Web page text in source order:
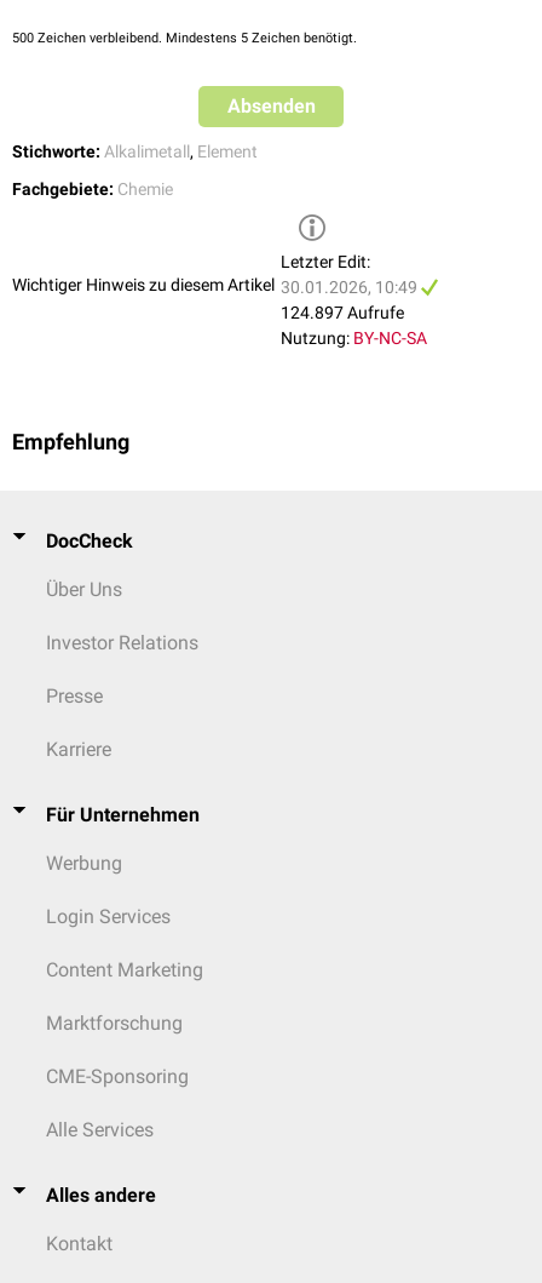
bei längeremFasten Absinken bis 10 mmol/24h
500 Zeichen verbleibend. Mindestens 5 Zeichen benötigt.
Absenden
Stichworte: Alkalimetall, Element
Fachgebiete: Chemie
Wichtiger Hinweis zu diesem Artikel
Letzter Edit:
30.01.2026, 10:49
124.897 Aufrufe
Nutzung: BY-NC-SA
Empfehlung
DocCheck
Über Uns
Investor Relations
Presse
Karriere
Für Unternehmen
Werbung
Login Services
Content Marketing
Marktforschung
CME-Sponsoring
Alle Services
Alles andere
Kontakt